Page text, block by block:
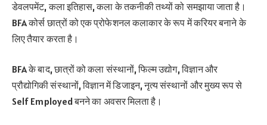
डेवलपमेंट, कला इतिहास, कला के तकनीकी तथ्यों को समझाया जाता है।
BFA कोर्स छात्रों को एक प्रोफेशनल कलाकार के रूप में करियर बनाने के
लिए तैयार करता है।
BFA के बाद, छात्रों को कला संस्थानों, फिल्म उद्योग, विज्ञान और
प्रौद्योगिकी संस्थानों, विज्ञान में डिजाइन, नृत्य संस्थानों और मुख्य रूप से
Self Employed बनने का अवसर मिलता है।